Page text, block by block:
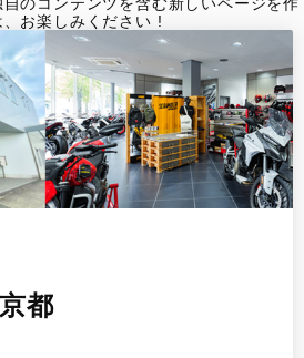
ション
お楽しみください !
都